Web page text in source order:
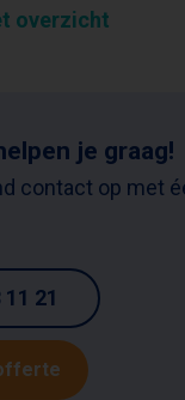
overzicht
je graag!
contact op met
21